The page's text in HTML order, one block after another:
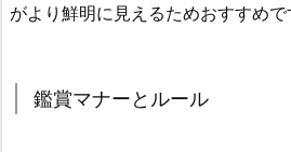
がより鮮明に見えるためおすすめで
鑑賞マナーとルール